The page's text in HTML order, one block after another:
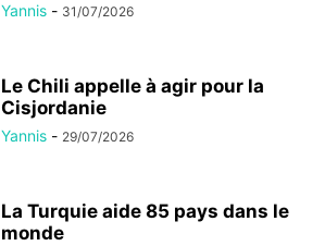
Yannis - 31/07/2026
Le Chili appelle à agir pour la
Cisjordanie
Yannis - 29/07/2026
La Turquie aide 85 pays dans le
monde